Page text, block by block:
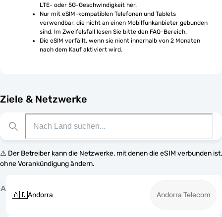
LTE- oder 5G-Geschwindigkeit her.
Nur mit eSIM-kompatiblen Telefonen und Tablets
verwendbar, die nicht an einen Mobilfunkanbieter gebunden
sind. Im Zweifelsfall lesen Sie bitte den FAQ-Bereich.
Die eSIM verfällt, wenn sie nicht innerhalb von 2 Monaten
nach dem Kauf aktiviert wird.
Ziele & Netzwerke
⚠️ Der Betreiber kann die Netzwerke, mit denen die eSIM verbunden ist,
ohne Vorankündigung ändern.
A
🇦🇩Andorra Andorra Telecom